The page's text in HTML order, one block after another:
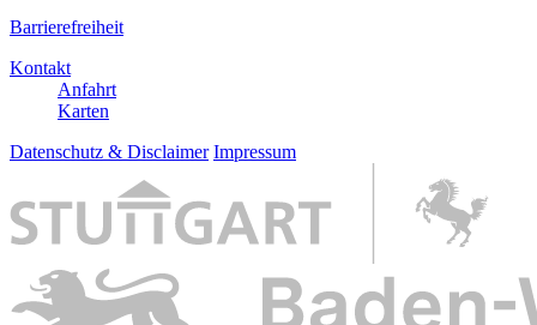
Barrierefreiheit
Kontakt
Anfahrt
Karten
Datenschutz & Disclaimer Impressum